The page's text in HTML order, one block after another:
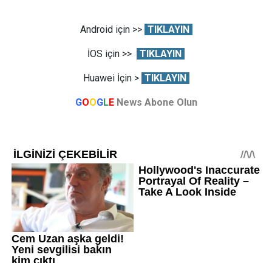
Android için >> TIKLAYIN
İOS için >> TIKLAYIN
Huawei İçin > TIKLAYIN
GOOGLE News Abone Olun